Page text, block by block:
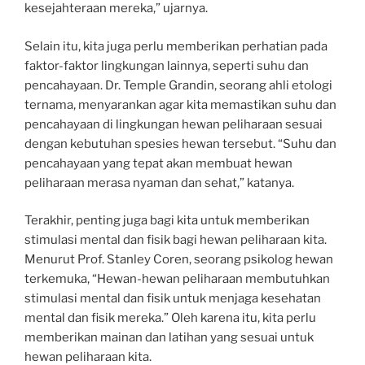
kesejahteraan mereka,” ujarnya.
Selain itu, kita juga perlu memberikan perhatian pada
faktor-faktor lingkungan lainnya, seperti suhu dan
pencahayaan. Dr. Temple Grandin, seorang ahli etologi
ternama, menyarankan agar kita memastikan suhu dan
pencahayaan di lingkungan hewan peliharaan sesuai
dengan kebutuhan spesies hewan tersebut. “Suhu dan
pencahayaan yang tepat akan membuat hewan
peliharaan merasa nyaman dan sehat,” katanya.
Terakhir, penting juga bagi kita untuk memberikan
stimulasi mental dan fisik bagi hewan peliharaan kita.
Menurut Prof. Stanley Coren, seorang psikolog hewan
terkemuka, “Hewan-hewan peliharaan membutuhkan
stimulasi mental dan fisik untuk menjaga kesehatan
mental dan fisik mereka.” Oleh karena itu, kita perlu
memberikan mainan dan latihan yang sesuai untuk
hewan peliharaan kita.